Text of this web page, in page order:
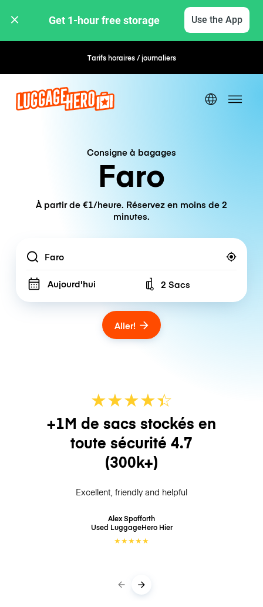
Get 1-hour free storage Use the App
Tarifs horaires / journaliers
Consigne à bagages
Faro
À partir de €1/heure. Réservez en moins de 2
minutes.
Location
Aujourd'hui Number of bags
2 Sacs
Aller!
★★★★☆
★
+1M de sacs stockés en
toute sécurité 4.7
(300k+)
Excellent, friendly and helpful
Alex Spofforth
Used LuggageHero Hier
★★★★★